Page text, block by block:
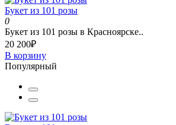
Букет из 101 розы
0
Букет из 101 розы в Красноярске..
20 200₽
В корзину
Популярный